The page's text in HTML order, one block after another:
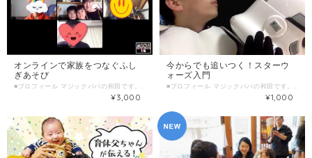
オンラインで家族をつなぐふし
ぎあそび
¥3,000
今からでも追いつく！スターウ
ォーズ入門
¥1,000